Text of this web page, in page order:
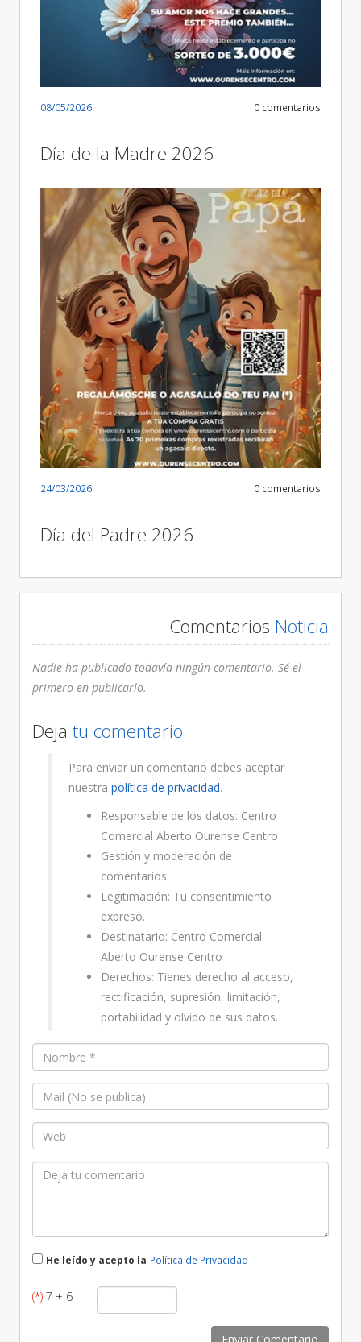
08/05/2026 0 comentarios
Día de la Madre 2026
24/03/2026 0 comentarios
Día del Padre 2026
Comentarios Noticia
Nadie ha publicado todavía ningún comentario. Sé el
primero en publicarlo.
Deja tu comentario
Para enviar un comentario debes aceptar
nuestra política de privacidad.
Responsable de los datos: Centro
Comercial Aberto Ourense Centro
Gestión y moderación de
comentarios.
Legitimación: Tu consentimiento
expreso.
Destinatario: Centro Comercial
Aberto Ourense Centro
Derechos: Tienes derecho al acceso,
rectificación, supresión, limitación,
portabilidad y olvido de sus datos.
He leído y acepto la Política de Privacidad
(*) 7 + 6